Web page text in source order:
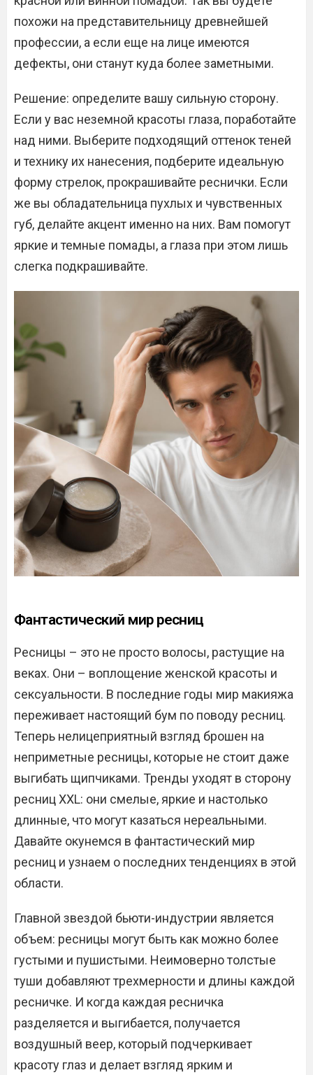
похожи на представительницу древнейшей
профессии, а если еще на лице имеются
дефекты, они станут куда более заметными.
Решение: определите вашу сильную сторону.
Если у вас неземной красоты глаза, поработайте
над ними. Выберите подходящий оттенок теней
и технику их нанесения, подберите идеальную
форму стрелок, прокрашивайте реснички. Если
же вы обладательница пухлых и чувственных
губ, делайте акцент именно на них. Вам помогут
яркие и темные помады, а глаза при этом лишь
слегка подкрашивайте.
Фантастический мир ресниц
Ресницы – это не просто волосы, растущие на
веках. Они – воплощение женской красоты и
сексуальности. В последние годы мир макияжа
переживает настоящий бум по поводу ресниц.
Теперь нелицеприятный взгляд брошен на
неприметные ресницы, которые не стоит даже
выгибать щипчиками. Тренды уходят в сторону
ресниц XXL: они смелые, яркие и настолько
длинные, что могут казаться нереальными.
Давайте окунемся в фантастический мир
ресниц и узнаем о последних тенденциях в этой
области.
Главной звездой бьюти-индустрии является
объем: ресницы могут быть как можно более
густыми и пушистыми. Неимоверно толстые
туши добавляют трехмерности и длины каждой
ресничке. И когда каждая ресничка
разделяется и выгибается, получается
воздушный веер, который подчеркивает
красоту глаз и делает взгляд ярким и